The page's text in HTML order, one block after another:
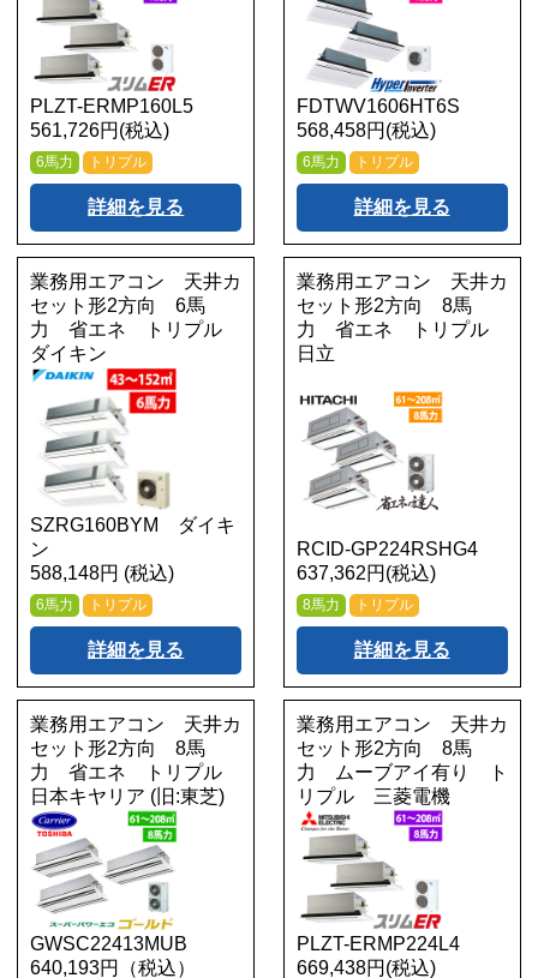
PLZT-ERMP160L5
561,726円(税込)
6馬力 トリプル
詳細を見る
FDTWV1606HT6S
568,458円(税込)
6馬力 トリプル
詳細を見る
業務用エアコン 天井カ
セット形2方向 6馬
力 省エネ トリプル
ダイキン
SZRG160BYM ダイキ
ン
588,148円 (税込)
6馬力 トリプル
詳細を見る
業務用エアコン 天井カ
セット形2方向 8馬
力 省エネ トリプル
日立
RCID-GP224RSHG4
637,362円(税込)
8馬力 トリプル
詳細を見る
業務用エアコン 天井カ
セット形2方向 8馬
力 省エネ トリプル
日本キヤリア (旧:東芝)
GWSC22413MUB
640,193円（税込）
業務用エアコン 天井カ
セット形2方向 8馬
力 ムーブアイ有り ト
リプル 三菱電機
PLZT-ERMP224L4
669,438円(税込)